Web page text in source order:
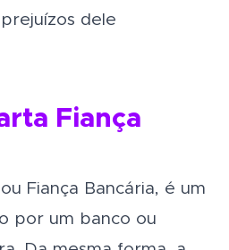
dele
Fiança
Fiança Bancária, é um
por um banco ou